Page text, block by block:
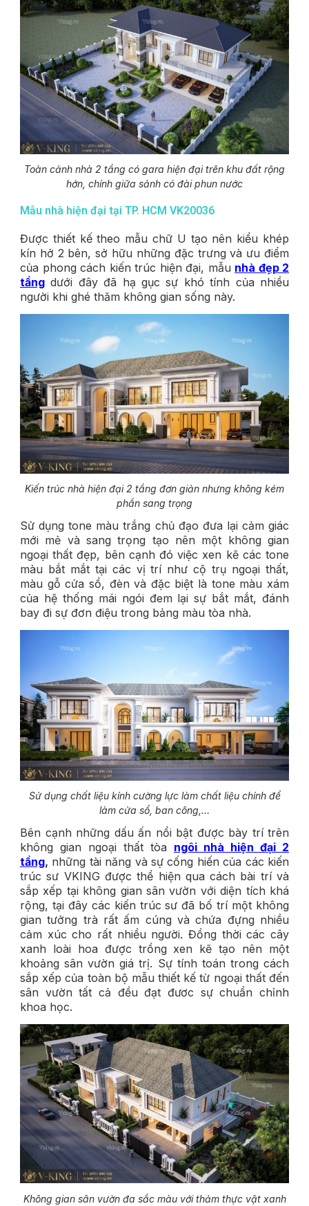
Toàn cảnh nhà 2 tầng có gara hiện đại trên khu đất rộng
hớn, chính giữa sảnh có đài phun nước
Mẫu nhà hiện đại tại TP. HCM VK20036
Được thiết kế theo mẫu chữ U tạo nên kiểu khép
kín hở 2 bên, sở hữu những đặc trưng và ưu điểm
của phong cách kiến trúc hiện đại, mẫu nhà đẹp 2
tầng dưới đây đã hạ gục sự khó tính của nhiều
người khi ghé thăm không gian sống này.
Kiến trúc nhà hiện đại 2 tầng đơn giản nhưng không kém
phần sang trọng
Sử dụng tone màu trắng chủ đạo đưa lại cảm giác
mới mẻ và sang trọng tạo nên một không gian
ngoại thất đẹp, bên cạnh đó việc xen kẽ các tone
màu bắt mắt tại các vị trí như cộ trụ ngoại thất,
màu gỗ cửa sổ, đèn và đặc biệt là tone màu xám
của hệ thống mái ngói đem lại sự bắt mắt, đánh
bay đi sự đơn điệu trong bảng màu tòa nhà.
Sử dụng chất liệu kính cường lực làm chất liệu chính để
làm cửa sổ, ban công,…
Bên cạnh những dấu ấn nổi bật được bày trí trên
không gian ngoại thất tòa ngôi nhà hiện đại 2
tầng, những tài năng và sự cống hiến của các kiến
trúc sư VKING được thể hiện qua cách bài trí và
sắp xếp tại không gian sân vườn với diện tích khá
rộng, tại đây các kiến trúc sư đã bố trí một không
gian tưởng trà rất ấm cúng và chứa đựng nhiều
cảm xúc cho rất nhiều người. Đồng thời các cây
xanh loài hoa được trồng xen kẽ tạo nên một
khoảng sân vườn giá trị. Sự tính toán trong cách
sắp xếp của toàn bộ mẫu thiết kế từ ngoại thất đến
sân vườn tất cả đều đạt đươc sự chuẩn chỉnh
khoa học.
Không gian sân vườn đa sắc màu với thảm thực vật xanh